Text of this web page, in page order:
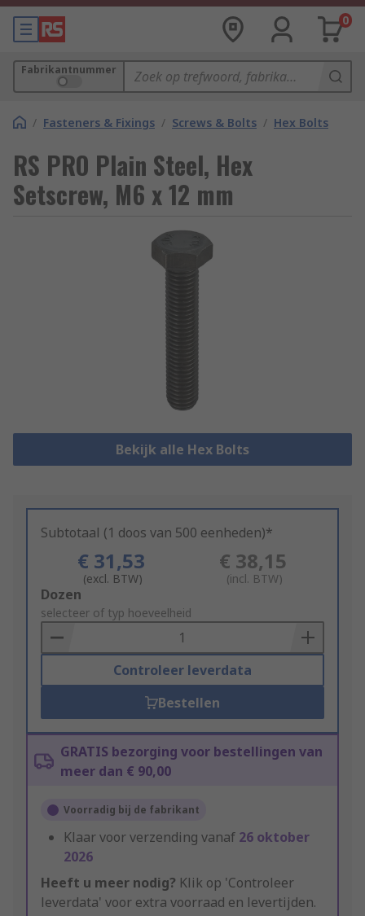
0
Fabrikantnummer
/ Fasteners & Fixings / Screws & Bolts / Hex Bolts
RS PRO Plain Steel, Hex
Setscrew, M6 x 12 mm
Bekijk alle Hex Bolts
Subtotaal (1 doos van 500 eenheden)*
€ 31,53
(excl. BTW)
€ 38,15
(incl. BTW)
Add
to
Basket
Dozen
selecteer of typ hoeveelheid
Controleer leverdata
Bestellen
GRATIS bezorging voor bestellingen van
meer dan € 90,00
Voorradig bij de fabrikant
Klaar voor verzending vanaf 26 oktober
2026
Heeft u meer nodig? Klik op 'Controleer
leverdata' voor extra voorraad en levertijden.